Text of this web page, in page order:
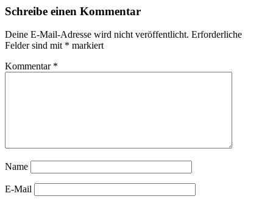
Schreibe einen Kommentar
Deine E-Mail-Adresse wird nicht veröffentlicht. Erforderliche
Felder sind mit * markiert
Kommentar *
Name
E-Mail